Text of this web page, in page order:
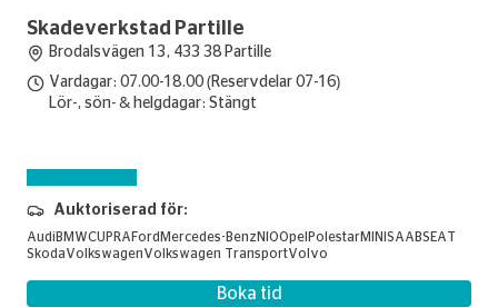
Skadeverkstad Partille
Brodalsvägen 13, 433 38 Partille
Vardagar: 07.00-18.00 (Reservdelar 07-16)
Lör-, sön- & helgdagar: Stängt
Auktoriserad för:
Audi BMWCUPRA Ford Mercedes-Benz NIOOpel PolestarMINI SAABSEAT
SkodaVolkswagenVolkswagen TransportVolvo
Boka tid